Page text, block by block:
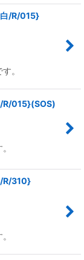
/R/015}
。
R/015}(SOS)
R/310}